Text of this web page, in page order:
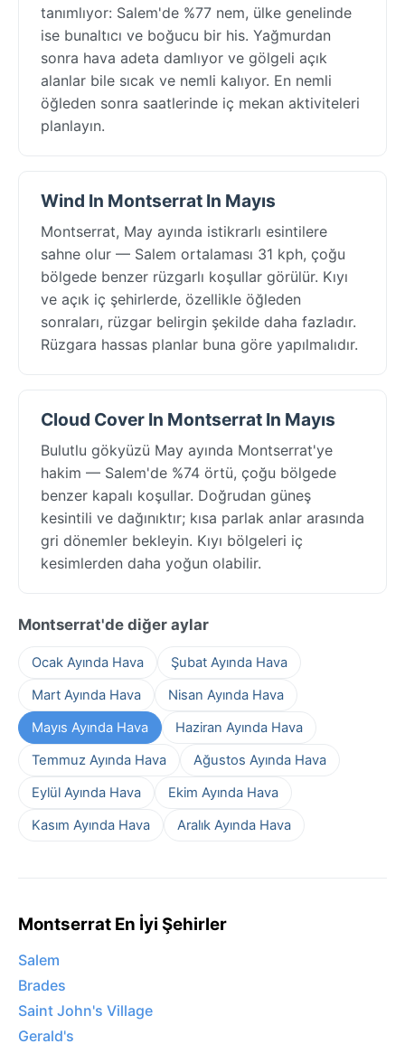
tanımlıyor: Salem'de %77 nem, ülke genelinde
ise bunaltıcı ve boğucu bir his. Yağmurdan
sonra hava adeta damlıyor ve gölgeli açık
alanlar bile sıcak ve nemli kalıyor. En nemli
öğleden sonra saatlerinde iç mekan aktiviteleri
planlayın.
Wind In Montserrat In Mayıs
Montserrat, May ayında istikrarlı esintilere
sahne olur — Salem ortalaması 31 kph, çoğu
bölgede benzer rüzgarlı koşullar görülür. Kıyı
ve açık iç şehirlerde, özellikle öğleden
sonraları, rüzgar belirgin şekilde daha fazladır.
Rüzgara hassas planlar buna göre yapılmalıdır.
Cloud Cover In Montserrat In Mayıs
Bulutlu gökyüzü May ayında Montserrat'ye
hakim — Salem'de %74 örtü, çoğu bölgede
benzer kapalı koşullar. Doğrudan güneş
kesintili ve dağınıktır; kısa parlak anlar arasında
gri dönemler bekleyin. Kıyı bölgeleri iç
kesimlerden daha yoğun olabilir.
Montserrat'de diğer aylar
Ocak Ayında Hava
Şubat Ayında Hava
Mart Ayında Hava
Nisan Ayında Hava
Mayıs Ayında Hava
Haziran Ayında Hava
Temmuz Ayında Hava
Ağustos Ayında Hava
Eylül Ayında Hava
Ekim Ayında Hava
Kasım Ayında Hava
Aralık Ayında Hava
Montserrat En İyi Şehirler
Salem
Brades
Saint John's Village
Gerald's